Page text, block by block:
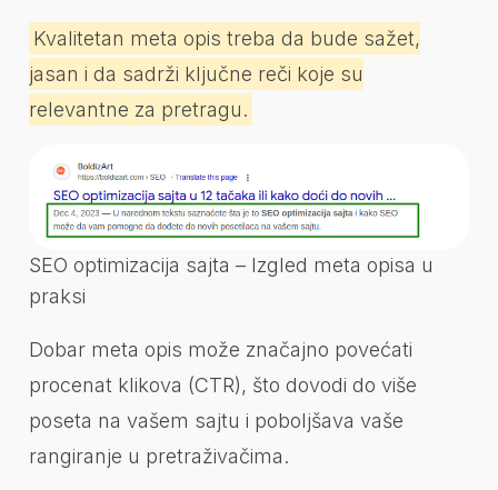
Kvalitetan meta opis treba da bude sažet,
jasan i da sadrži ključne reči koje su
relevantne za pretragu.
SEO optimizacija sajta – Izgled meta opisa u
praksi
Dobar meta opis može značajno povećati
procenat klikova (CTR), što dovodi do više
poseta na vašem sajtu i poboljšava vaše
rangiranje u pretraživačima.